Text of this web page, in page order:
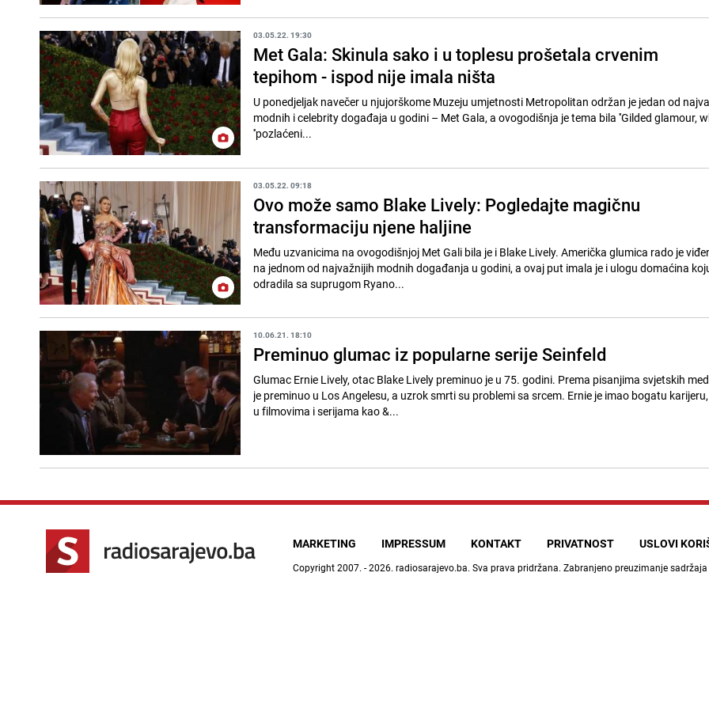
03.05.22. 19:30
Met Gala: Skinula sako i u toplesu prošetala crvenim
tepihom - ispod nije imala ništa
U ponedjeljak navečer u njujorškome Muzeju umjetnosti Metropolitan održan je jedan od
modnih i celebrity događaja u godini – Met Gala, a ovogodišnja je tema bila ''Gilded glamour,
''pozlaćeni...
03.05.22. 09:18
Ovo može samo Blake Lively: Pogledajte magičnu
transformaciju njene haljine
Među uzvanicima na ovogodišnjoj Met Gali bila je i Blake Lively. Američka glumica rado je
na jednom od najvažnijih modnih događanja u godini, a ovaj put imala je i ulogu domaćina
odradila sa suprugom Ryano...
10.06.21. 18:10
Preminuo glumac iz popularne serije Seinfeld
Glumac Ernie Lively, otac Blake Lively preminuo je u 75. godini. Prema pisanjima svjetskih
je preminuo u Los Angelesu, a uzrok smrti su problemi sa srcem. Ernie je imao bogatu
u filmovima i serijama kao &...
MARKETING IMPRESSUM KONTAKT PRIVATNOST USLOVI
Copyright 2007. - 2026. radiosarajevo.ba. Sva prava pridržana. Zabranjeno preuzimanje